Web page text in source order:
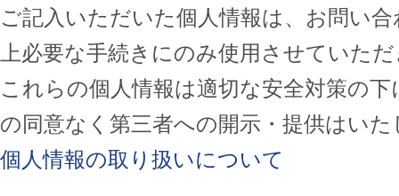
ご記入いただいた個人情報は、お問い
上必要な手続きにのみ使用させていた
これらの個人情報は適切な安全対策の
の同意なく第三者への開示・提供はい
個人情報の取り扱いについて